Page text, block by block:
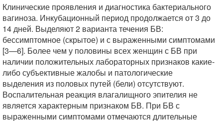
Клинические проявления и диагностика бактериального
вагиноза. Инкубационный период продолжается от 3 до
14 дней. Выделяют 2 варианта течения БВ:
бессимптомное (скрытое) и с выраженными симптомами
[3—6]. Более чем у половины всех женщин с БВ при
наличии положительных лабораторных признаков какие-
либо субъективные жалобы и патологические
выделения из половых путей (бели) отсутствуют.
Воспалительная реакция влагалищного эпителия не
является характерным признаком БВ. При БВ с
выраженными симптомами отмечаются длительные